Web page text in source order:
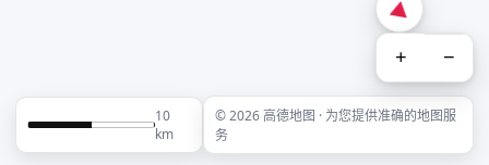
+ −
10
km
© 2026 高德地图 · 为您提供准确的地图服
务